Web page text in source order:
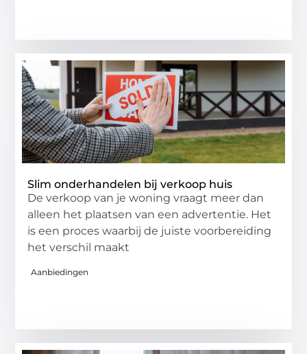
Slim onderhandelen bij verkoop huis
De verkoop van je woning vraagt meer dan
alleen het plaatsen van een advertentie. Het
is een proces waarbij de juiste voorbereiding
het verschil maakt
Aanbiedingen